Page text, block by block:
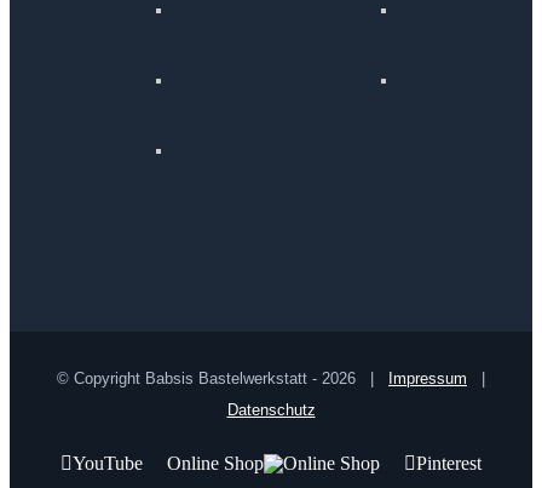
© Copyright Babsis Bastelwerkstatt - 2026 | Impressum
Datenschutz
YouTube Online Shop Pinterest